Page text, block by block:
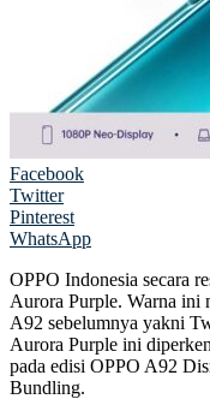
Facebook
Twitter
Pinterest
WhatsApp
OPPO Indonesia secara
Aurora Purple. Warna ini
A92 sebelumnya yakni
Aurora Purple ini
pada edisi OPPO A92
Bundling.